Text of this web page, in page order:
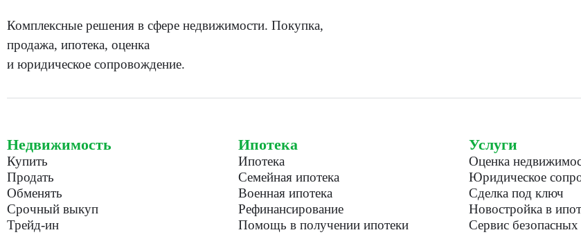
Комплексные решения в сфере недвижимости. Покупка,
продажа, ипотека, оценка
и юридическое сопровождение.
Недвижимость
Купить
Продать
Обменять
Срочный выкуп
Трейд-ин
Ипотека
Ипотека
Семейная ипотека
Военная ипотека
Рефинансирование
Помощь в получении ипотеки
Услуги
Оценка
Юридическое
Сделка под ключ
Новостройка в
Сервис безопасных